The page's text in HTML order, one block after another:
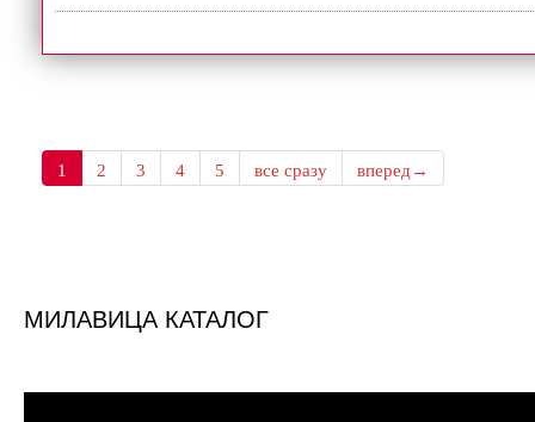
1 2 3 4 5 все сразу вперед→
МИЛАВИЦА КАТАЛОГ